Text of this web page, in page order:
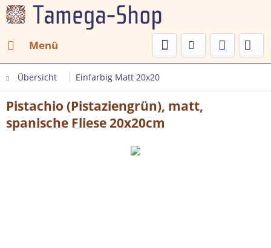
Menü
Übersicht Einfarbig Matt 20x20
Pistachio (Pistaziengrün), matt,
spanische Fliese 20x20cm